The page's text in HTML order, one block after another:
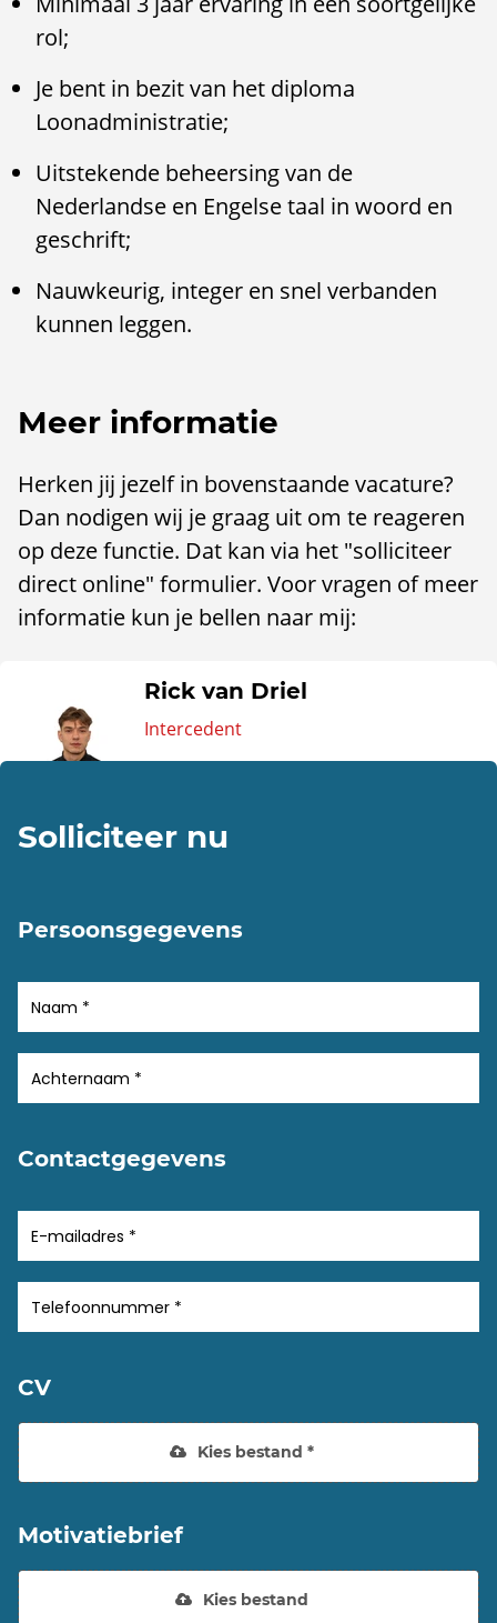
rol;
Je bent in bezit van het diploma
Loonadministratie;
Uitstekende beheersing van de
Nederlandse en Engelse taal in woord en
geschrift;
Nauwkeurig, integer en snel verbanden
kunnen leggen.
Meer informatie
Herken jij jezelf in bovenstaande vacature?
Dan nodigen wij je graag uit om te reageren
op deze functie. Dat kan via het "solliciteer
direct online" formulier. Voor vragen of meer
informatie kun je bellen naar mij:
Rick van Driel
Intercedent
Solliciteer nu
Persoonsgegevens
Contactgegevens
CV
Kies bestand *
Motivatiebrief
Kies bestand